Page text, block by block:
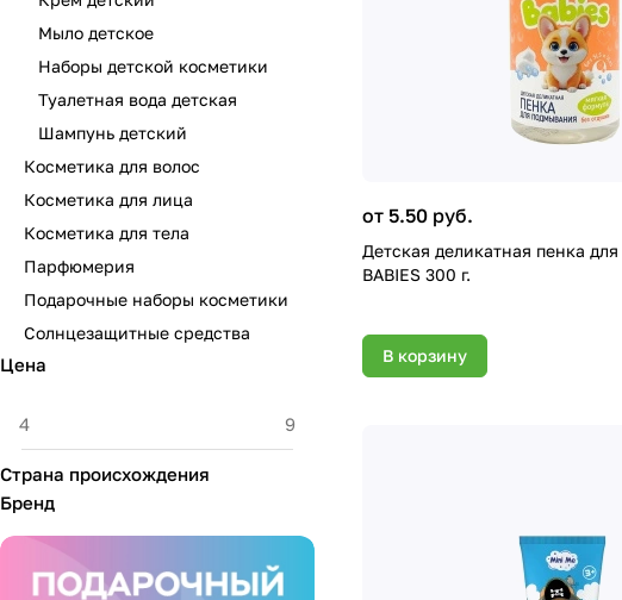
от 5.50 руб.
Детская деликатная пенка
BABIES 300 г.
В корзину
Мыло детское
Наборы детской косметики
Туалетная вода детская
Шампунь детский
Косметика для волос
Косметика для лица
Косметика для тела
Парфюмерия
Подарочные наборы косметики
Солнцезащитные средства
Цена
Страна происхождения
Бренд